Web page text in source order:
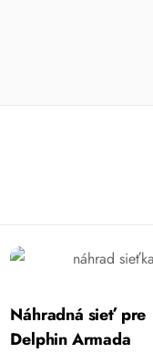
Náhradná sieť pre
Delphin Armada